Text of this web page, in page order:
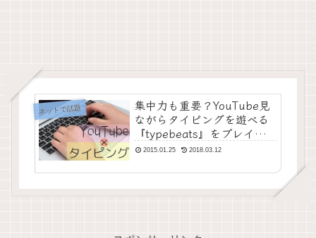
ネットで話題
集中力も重要？YouTube見
ながらタイピングを遊べる
『typebeats』をプレイし
てみた
2015.01.25 2018.03.12